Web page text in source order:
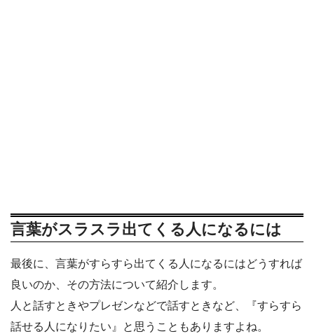
言葉がスラスラ出てくる人になるには
最後に、言葉がすらすら出てくる人になるにはどうすれば
良いのか、その方法について紹介します。
人と話すときやプレゼンなどで話すときなど、『すらすら
話せる人になりたい』と思うこともありますよね。